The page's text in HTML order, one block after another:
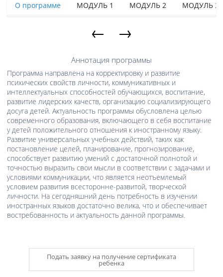
О программе МОДУЛЬ 1 МОДУЛЬ 2 МОДУЛЬ 3
← →
Аннотация программы
Программа направлена на корректировку и развитие
психических свойств личности, коммуникативных и
интеллектуальных способностей обучающихся, воспитание,
развитие лидерских качеств, организацию социализирующего
досуга детей. Актуальность программы обусловлена целью
современного образования, включающего в себя воспитание
у детей положительного отношения к иностранному языку.
Развитие универсальных учебных действий, таких как
постановление целей, планирование, прогнозирование,
способствует развитию умений с достаточной полнотой и
точностью выразить свои мысли в соответствии с задачами и
условиями коммуникации, что является неотъемлемый
условием развития всесторонне-развитой, творческой
личности. На сегодняшний день потребность в изучении
иностранных языков достаточно велика, что и обеспечивает
востребованность и актуальность данной программы.
Подать заявку на получение сертификата
ребенка